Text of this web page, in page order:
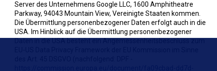
Server des Unternehmens Google LLC, 1600 Amphitheatre
Parkway, 94043 Mountain View, Vereinigte Staaten kommen.
Die Übermittlung personenbezogener Daten erfolgt auch in die
USA. Im Hinblick auf die Übermittlung personenbezogener